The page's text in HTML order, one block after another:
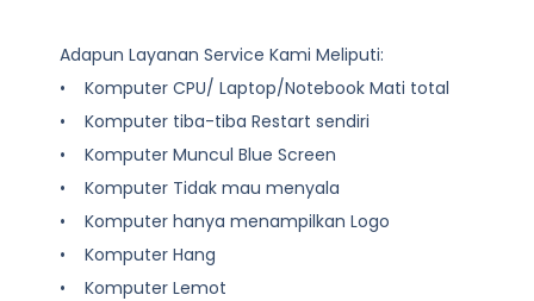
Adapun Layanan Service Kami Meliputi:
• Komputer CPU/ Laptop/Notebook Mati total
• Komputer tiba-tiba Restart sendiri
• Komputer Muncul Blue Screen
• Komputer Tidak mau menyala
• Komputer hanya menampilkan Logo
• Komputer Hang
• Komputer Lemot